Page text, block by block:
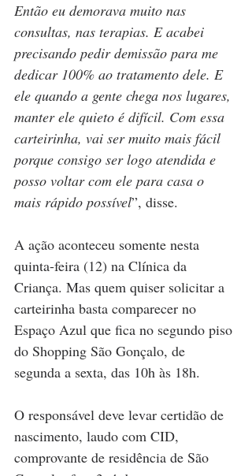
Então eu demorava muito nas
consultas, nas terapias. E acabei
precisando pedir demissão para me
dedicar 100% ao tratamento dele. E
ele quando a gente chega nos lugares,
manter ele quieto é difícil. Com essa
carteirinha, vai ser muito mais fácil
porque consigo ser logo atendida e
posso voltar com ele para casa o
mais rápido possível”, disse.
A ação aconteceu somente nesta
quinta-feira (12) na Clínica da
Criança. Mas quem quiser solicitar a
carteirinha basta comparecer no
Espaço Azul que fica no segundo piso
do Shopping São Gonçalo, de
segunda a sexta, das 10h às 18h.
O responsável deve levar certidão de
nascimento, laudo com CID,
comprovante de residência de São